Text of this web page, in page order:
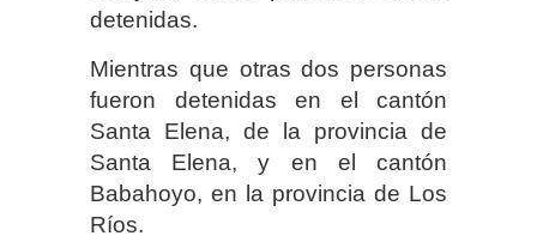
detenidas.
Mientras que otras dos personas
fueron detenidas en el cantón
Santa Elena, de la provincia de
Santa Elena, y en el cantón
Babahoyo, en la provincia de Los
Ríos.